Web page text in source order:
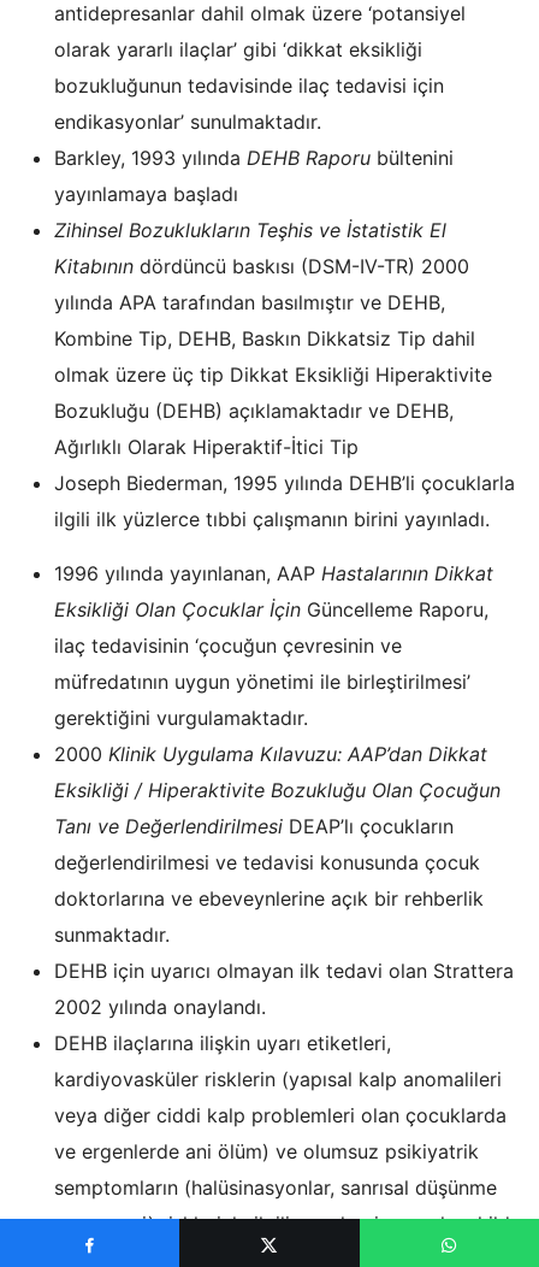
antidepresanlar dahil olmak üzere ‘potansiyel
olarak yararlı ilaçlar’ gibi ‘dikkat eksikliği
bozukluğunun tedavisinde ilaç tedavisi için
endikasyonlar’ sunulmaktadır.
Barkley, 1993 yılında DEHB Raporu bültenini
yayınlamaya başladı
Zihinsel Bozuklukların Teşhis ve İstatistik El
Kitabının dördüncü baskısı (DSM-IV-TR) 2000
yılında APA tarafından basılmıştır ve DEHB,
Kombine Tip, DEHB, Baskın Dikkatsiz Tip dahil
olmak üzere üç tip Dikkat Eksikliği Hiperaktivite
Bozukluğu (DEHB) açıklamaktadır ve DEHB,
Ağırlıklı Olarak Hiperaktif-İtici Tip
Joseph Biederman, 1995 yılında DEHB’li çocuklarla
ilgili ilk yüzlerce tıbbi çalışmanın birini yayınladı.
1996 yılında yayınlanan, AAP Hastalarının Dikkat
Eksikliği Olan Çocuklar İçin Güncelleme Raporu,
ilaç tedavisinin ‘çocuğun çevresinin ve
müfredatının uygun yönetimi ile birleştirilmesi’
gerektiğini vurgulamaktadır.
2000 Klinik Uygulama Kılavuzu: AAP’dan Dikkat
Eksikliği / Hiperaktivite Bozukluğu Olan Çocuğun
Tanı ve Değerlendirilmesi DEAP’lı çocukların
değerlendirilmesi ve tedavisi konusunda çocuk
doktorlarına ve ebeveynlerine açık bir rehberlik
sunmaktadır.
DEHB için uyarıcı olmayan ilk tedavi olan Strattera
2002 yılında onaylandı.
DEHB ilaçlarına ilişkin uyarı etiketleri,
kardiyovasküler risklerin (yapısal kalp anomalileri
veya diğer ciddi kalp problemleri olan çocuklarda
ve ergenlerde ani ölüm) ve olumsuz psikiyatrik
semptomların (halüsinasyonlar, sanrısal düşünme
veya mani) riskleriyle ilgili uyarıları içerecek şekilde
2007 yılında güncellenmiştir. .